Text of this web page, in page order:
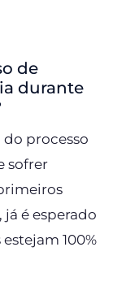
de
durante
processo
sofrer
já é esperado
100%